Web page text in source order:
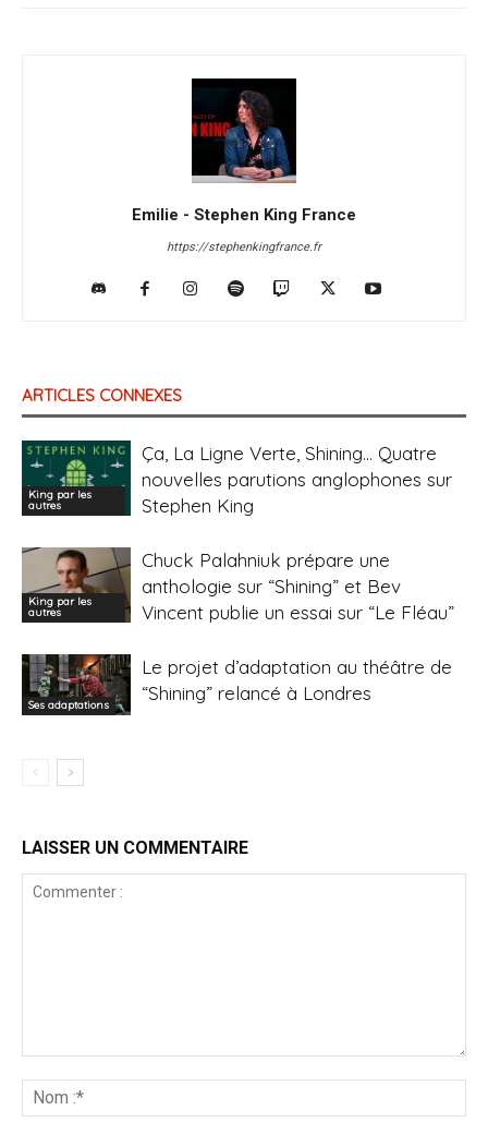
Emilie - Stephen King France
https://stephenkingfrance.fr
ARTICLES CONNEXES
King par les
autres
Ça, La Ligne Verte, Shining… Quatre
nouvelles parutions anglophones sur
Stephen King
King par les
autres
Chuck Palahniuk prépare une
anthologie sur “Shining” et Bev
Vincent publie un essai sur “Le Fléau”
Ses adaptations
Le projet d’adaptation au théâtre de
“Shining” relancé à Londres
LAISSER UN COMMENTAIRE